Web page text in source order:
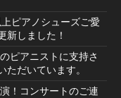
ピアノシューズご愛
新しました！
ピアニストに支持さ
だいています。
！コンサートのご連